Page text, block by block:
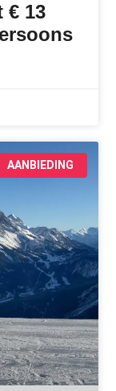
€ 13
AANBIEDING